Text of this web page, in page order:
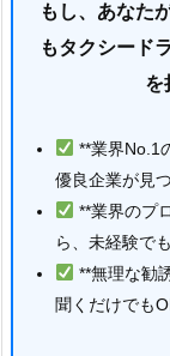
もし、あなた
もタクシード
を
**業界No.1
優良企業が見つ
**業界のプ
ら、未経験で
**無理な勧
聞くだけでも